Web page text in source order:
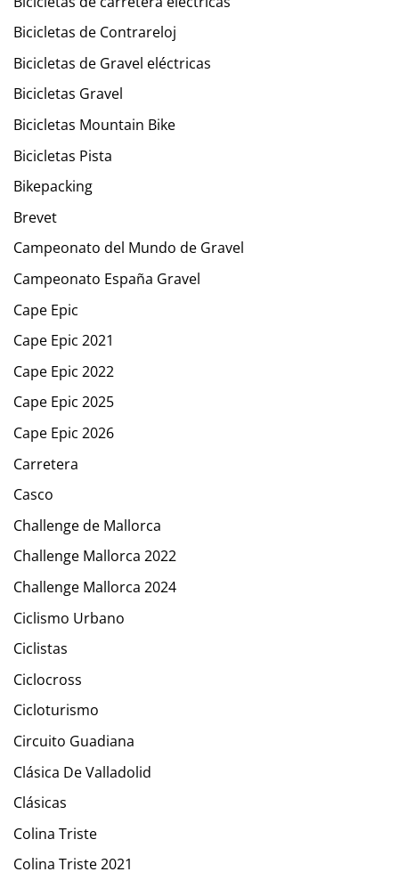
Bicicletas de Contrareloj
Bicicletas de Gravel eléctricas
Bicicletas Gravel
Bicicletas Mountain Bike
Bicicletas Pista
Bikepacking
Brevet
Campeonato del Mundo de Gravel
Campeonato España Gravel
Cape Epic
Cape Epic 2021
Cape Epic 2022
Cape Epic 2025
Cape Epic 2026
Carretera
Casco
Challenge de Mallorca
Challenge Mallorca 2022
Challenge Mallorca 2024
Ciclismo Urbano
Ciclistas
Ciclocross
Cicloturismo
Circuito Guadiana
Clásica De Valladolid
Clásicas
Colina Triste
Colina Triste 2021